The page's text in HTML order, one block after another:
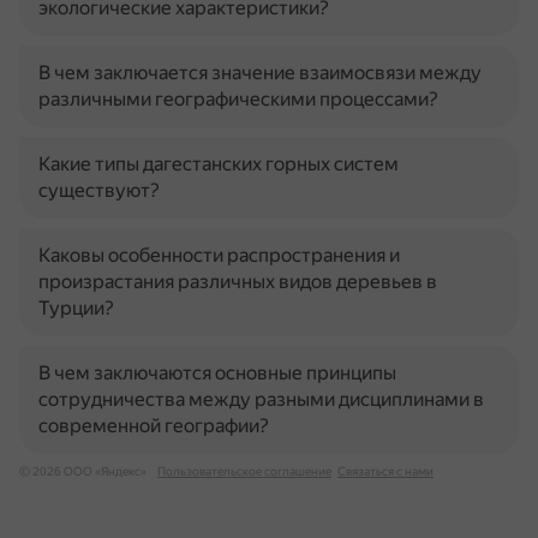
экологические характеристики?
В чем заключается значение взаимосвязи между
различными географическими процессами?
Какие типы дагестанских горных систем
существуют?
Каковы особенности распространения и
произрастания различных видов деревьев в
Турции?
В чем заключаются основные принципы
сотрудничества между разными дисциплинами в
современной географии?
© 2026 ООО «Яндекс» Пользовательское соглашение Связаться с нами